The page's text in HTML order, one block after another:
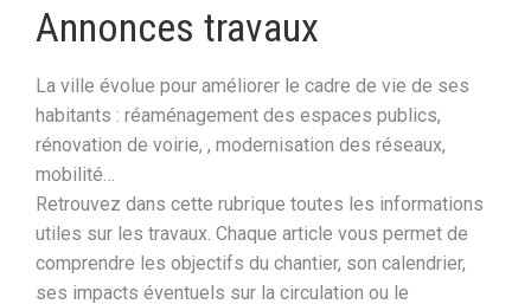
Annonces travaux
La ville évolue pour améliorer le cadre de vie de ses
habitants : réaménagement des espaces publics,
rénovation de voirie, , modernisation des réseaux,
mobilité…
Retrouvez dans cette rubrique toutes les informations
utiles sur les travaux. Chaque article vous permet de
comprendre les objectifs du chantier, son calendrier,
ses impacts éventuels sur la circulation ou le